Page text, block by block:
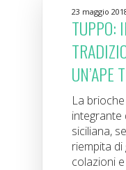
23 maggio
TUPPO:
UN’APE
La
integrante
siciliana,
riempita
colazioni